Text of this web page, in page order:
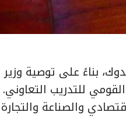
بناءً على توصية وزير
للتدريب التعاوني.
والصناعة